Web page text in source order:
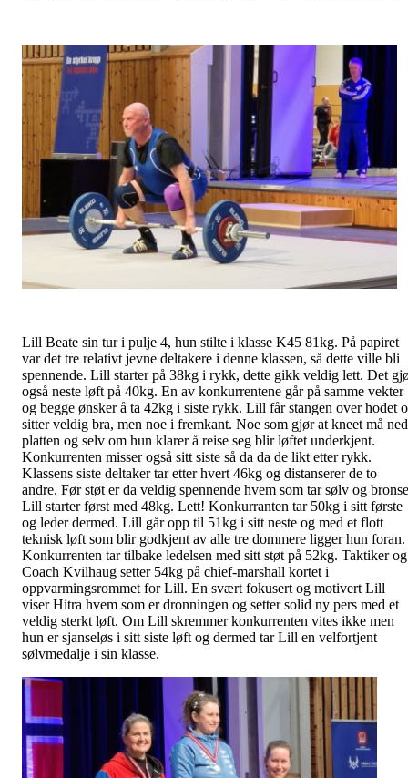
Lill Beate sin tur i pulje 4, hun stilte i klasse K45 81kg. På papiret
var det tre relativt jevne deltakere i denne klassen, så dette ville bli
spennende. Lill starter på 38kg i rykk, dette gikk veldig lett. Det
også neste løft på 40kg. En av konkurrentene går på samme vekter
og begge ønsker å ta 42kg i siste rykk. Lill får stangen over hodet
sitter veldig bra, men noe i fremkant. Noe som gjør at kneet må
platten og selv om hun klarer å reise seg blir løftet underkjent.
Konkurrenten misser også sitt siste så da da de likt etter rykk.
Klassens siste deltaker tar etter hvert 46kg og distanserer de to
andre. Før støt er da veldig spennende hvem som tar sølv og
Lill starter først med 48kg. Lett! Konkurranten tar 50kg i sitt første
og leder dermed. Lill går opp til 51kg i sitt neste og med et flott
teknisk løft som blir godkjent av alle tre dommere ligger hun foran.
Konkurrenten tar tilbake ledelsen med sitt støt på 52kg. Taktiker og
Coach Kvilhaug setter 54kg på chief-marshall kortet i
oppvarmingsrommet for Lill. En svært fokusert og motivert Lill
viser Hitra hvem som er dronningen og setter solid ny pers med et
veldig sterkt løft. Om Lill skremmer konkurrenten vites ikke men
hun er sjanseløs i sitt siste løft og dermed tar Lill en velfortjent
sølvmedalje i sin klasse.